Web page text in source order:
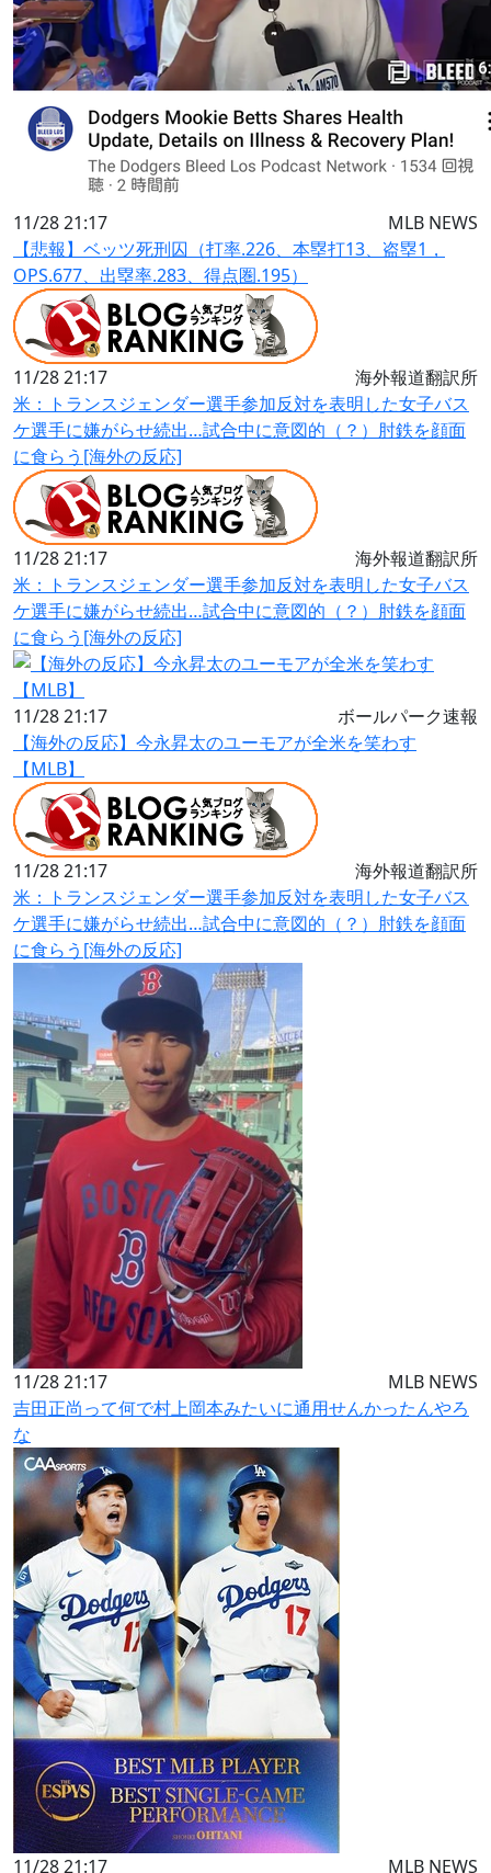
11/28 21:17
MLB NEWS
【悲報】ベッツ死刑囚（打率.226、本塁打13、盗塁1，
OPS.677、出塁率.283、得点圏.195）
11/28 21:17
海外報道翻訳所
米：トランスジェンダー選手参加反対を表明した女子バス
ケ選手に嫌がらせ続出…試合中に意図的（？）肘鉄を顔面
に食らう[海外の反応]
11/28 21:17
海外報道翻訳所
米：トランスジェンダー選手参加反対を表明した女子バス
ケ選手に嫌がらせ続出…試合中に意図的（？）肘鉄を顔面
に食らう[海外の反応]
11/28 21:17
ボールパーク速報
【海外の反応】今永昇太のユーモアが全米を笑わす
【MLB】
11/28 21:17
海外報道翻訳所
米：トランスジェンダー選手参加反対を表明した女子バス
ケ選手に嫌がらせ続出…試合中に意図的（？）肘鉄を顔面
に食らう[海外の反応]
11/28 21:17
MLB NEWS
吉田正尚って何で村上岡本みたいに通用せんかったんやろ
な
11/28 21:17 MLB NEWS